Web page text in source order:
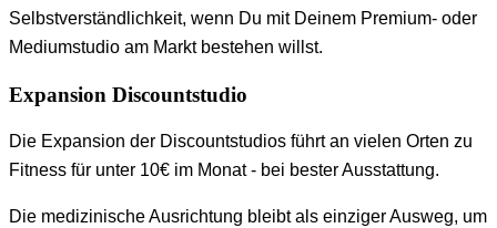
Selbstverständlichkeit, wenn Du mit Deinem Premium- oder
Mediumstudio am Markt bestehen willst.
Expansion Discountstudio
Die Expansion der Discountstudios führt an vielen Orten zu
Fitness für unter 10€ im Monat - bei bester Ausstattung.
Die medizinische Ausrichtung bleibt als einziger Ausweg, um